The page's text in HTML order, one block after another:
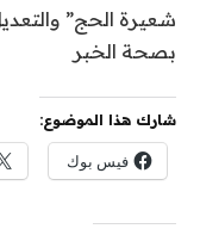
شعيرة الحج”
بصحة الخبر
شارك هذا الموضوع:
فيس بوك